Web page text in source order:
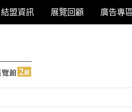
結盟資訊 展覽回顧 廣告專